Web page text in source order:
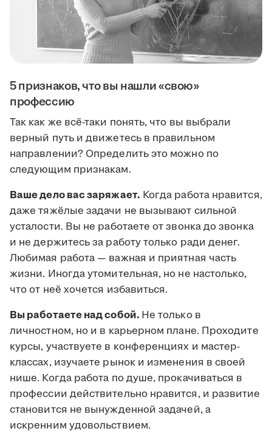
5 признаков, что вы нашли «свою»
профессию
Так как же всё-таки понять, что вы выбрали
верный путь и движетесь в правильном
направлении? Определить это можно по
следующим признакам.
Ваше дело вас заряжает. Когда работа нравится,
даже тяжёлые задачи не вызывают сильной
усталости. Вы не работаете от звонка до звонка
и не держитесь за работу только ради денег.
Любимая работа — важная и приятная часть
жизни. Иногда утомительная, но не настолько,
что от неё хочется избавиться.
Вы работаете над собой. Не только в
личностном, но и в карьерном плане. Проходите
курсы, участвуете в конференциях и мастер-
классах, изучаете рынок и изменения в своей
нише. Когда работа по душе, прокачиваться в
профессии действительно нравится, и развитие
становится не вынужденной задачей, а
искренним удовольствием.